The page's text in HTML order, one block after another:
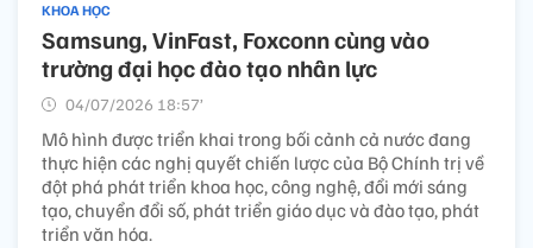
KHOA HỌC
Samsung, VinFast, Foxconn cùng vào
trường đại học đào tạo nhân lực
04/07/2026 18:57’
Mô hình được triển khai trong bối cảnh cả nước đang
thực hiện các nghị quyết chiến lược của Bộ Chính trị về
đột phá phát triển khoa học, công nghệ, đổi mới sáng
tạo, chuyển đổi số, phát triển giáo dục và đào tạo, phát
triển văn hóa.